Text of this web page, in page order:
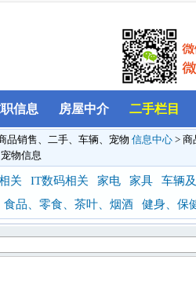
信息 房屋中介 二手栏目
品销售、二手、车辆、宠物 信息中心 > 商
物信息
关 IT数码相关 家电 家具
车辆
食品、零食、茶叶、烟酒 健身、保